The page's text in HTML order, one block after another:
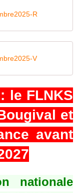
R
V
le FLNKS
et
avant
nationale